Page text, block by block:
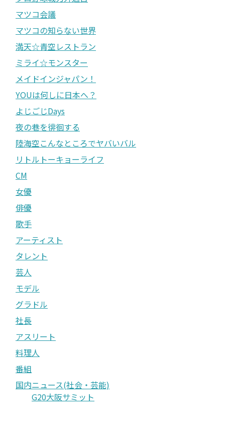
マツコ会議
マツコの知らない世界
満天☆青空レストラン
ミライ☆モンスター
メイドインジャパン！
YOUは何しに日本へ？
よじごじDays
夜の巷を徘徊する
陸海空こんなところでヤバいバル
リトルトーキョーライフ
CM
女優
俳優
歌手
アーティスト
タレント
芸人
モデル
グラドル
社長
アスリート
料理人
番組
国内ニュース(社会・芸能)
G20大阪サミット